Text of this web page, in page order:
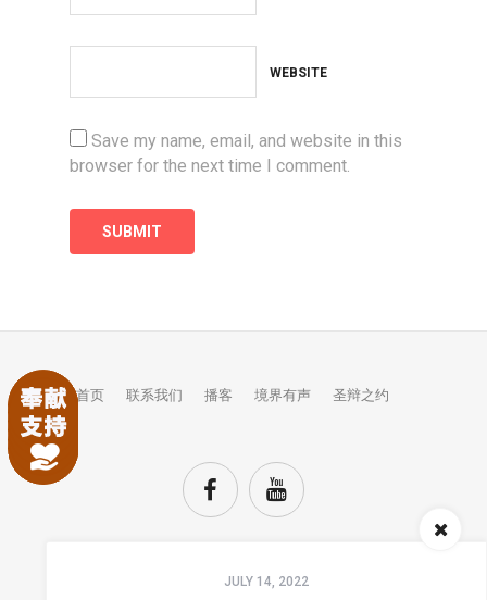
WEBSITE
Save my name, email, and website in this
browser for the next time I comment.
JULY 14, 2022
首页 联系我们 播客 境界有声 圣辩之约